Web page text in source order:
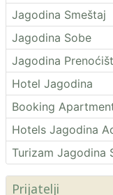
Jagodina Smeštaj
Jagodina Sobe
Jagodina
Hotel Jagodina
Booking
Hotels Jagodina
Turizam Jagodina
Prijatelji